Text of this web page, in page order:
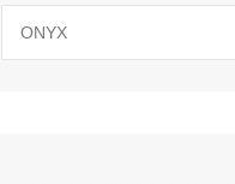
ONYX